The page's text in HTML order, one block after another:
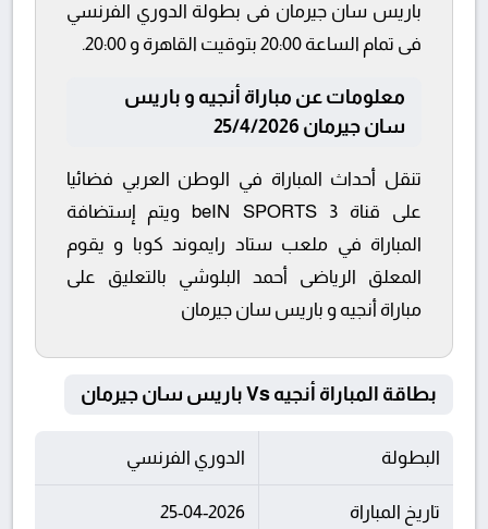
باريس سان جيرمان فى بطولة الدوري الفرنسي
فى تمام الساعة 20:00 بتوقيت القاهرة و 20:00.
معلومات عن مباراة أنجيه و باريس
سان جيرمان 25/4/2026
تنقل أحداث المباراة في الوطن العربي فضائيا
على قناة beIN SPORTS 3 ويتم إستضافة
المباراة في ملعب ستاد رايموند كوبا و يقوم
المعلق الرياضى أحمد البلوشي بالتعليق على
مباراة أنجيه و باريس سان جيرمان
بطاقة المباراة أنجيه Vs باريس سان جيرمان
البطولة الدوري الفرنسي
تاريخ المباراة 25-04-2026